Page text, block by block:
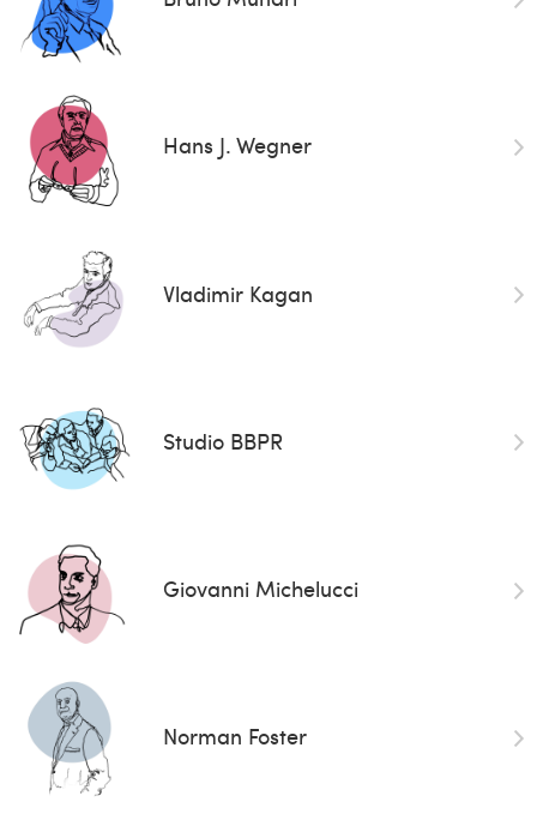
Hans J. Wegner
Vladimir Kagan
Studio BBPR
Giovanni Michelucci
Norman Foster